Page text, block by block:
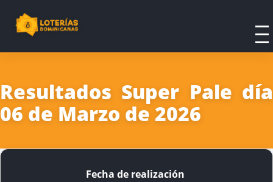
Resultados Super Pale día
06 de Marzo de 2026
Fecha de realización